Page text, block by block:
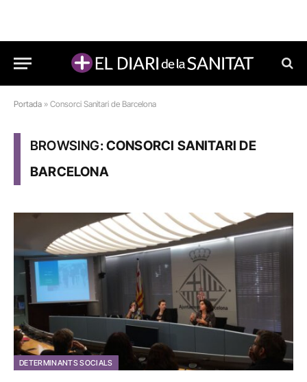
Portada » Consorci Sanitari de Barcelona
BROWSING:CONSORCI SANITARI DE
BARCELONA
DETERMINANTS SOCIALS